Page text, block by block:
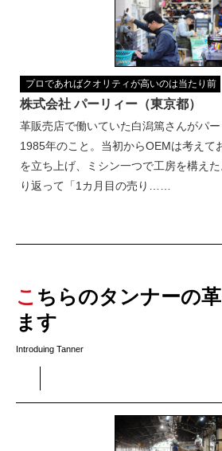
プロであればクオリティが高いのは当たり前
株式会社 パーリィー（東京都）
革販売店で働いていた白潟篤さんがパ
1985年のこと。当初からOEMは考えて
を立ち上げ、ミシン一つで工房を構え
り返って「1カ月目の売り……
こちらのタンナーの革を使ってい
ます
Introduing Tanner